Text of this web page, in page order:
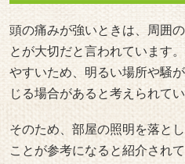
頭の痛みが強いときは、周囲
とが大切だと言われています
やすいため、明るい場所や騒
じる場合があると考えられてい
そのため、部屋の照明を落と
ことが参考になると紹介され